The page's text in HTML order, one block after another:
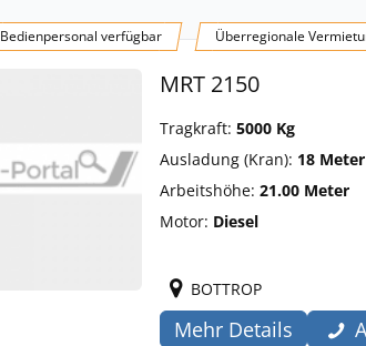
Bedienpersonal verfügbar Überregionale
MRT 2150
Tragkraft: 5000 Kg
Ausladung (Kran): 18 Meter
Arbeitshöhe: 21.00 Meter
Motor: Diesel
BOTTROP
Mehr Details